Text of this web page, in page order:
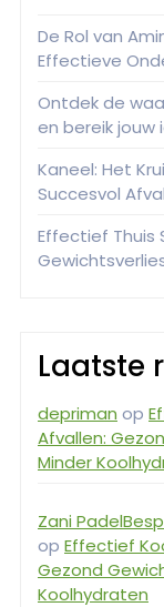
De Rol van
Effectieve
Ontdek de
en bereik jouw
Kaneel: Het
Succesvol
Effectief Thuis
Laatste
depriman op
Afvallen:
Minder
Zani
op Effectief
Gezond
Koolhydraten